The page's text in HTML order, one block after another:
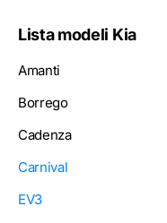
Lista modeli Kia
Amanti
Borrego
Cadenza
Carnival
EV3